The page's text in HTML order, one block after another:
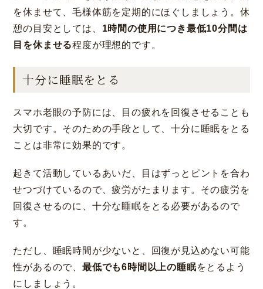
を休ませて、毛様体筋を定期的にほぐしましょう。休
憩の目安としては、 1時間の使用につき最低10分間は
目を休ませる程度が理想的です。
十分に睡眠をとる
スマホ老眼の予防には、目の疲れを回復させることも
大切です。そのための手段として、十分に睡眠をとる
ことは非常に効果的です。
起きて活動しているあいだ、目はずっとピントを合わ
せつづけているので、疲労がたまります。その疲労を
回復させるのに、十分な睡眠をとる必要があるので
す。
ただし、睡眠時間が少ないと、回復が見込めない可能
性があるので、 最低でも6時間以上の睡眠をとるよう
にしましょう。